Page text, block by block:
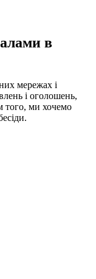
в
мережах і
і оголошень,
того, ми хочемо